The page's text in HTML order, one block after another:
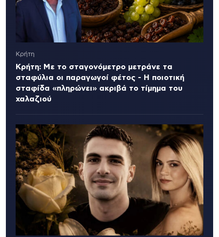
Κρήτη
Κρήτη: Με το σταγονόμετρο μετράνε τα
σταφύλια οι παραγωγοί φέτος - Η ποιοτική
σταφίδα «πληρώνει» ακριβά το τίμημα του
χαλαζιού